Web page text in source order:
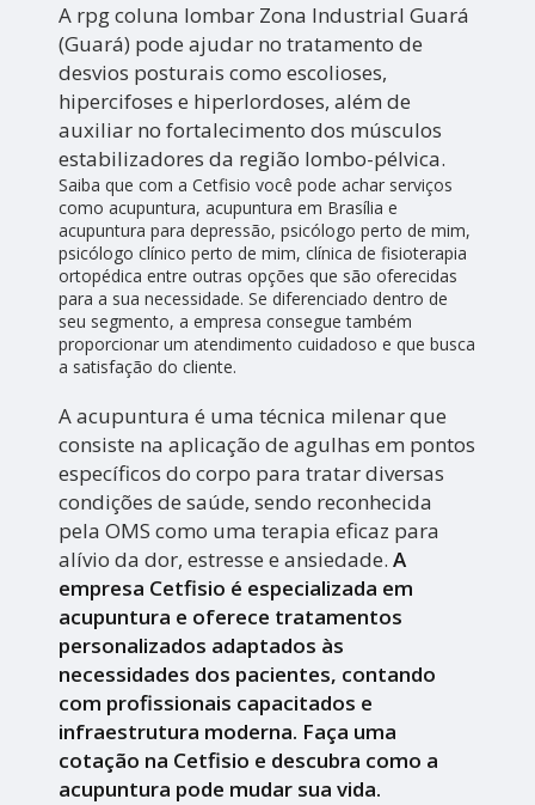
A rpg coluna lombar Zona Industrial Guará
(Guará) pode ajudar no tratamento de
desvios posturais como escolioses,
hipercifoses e hiperlordoses, além de
auxiliar no fortalecimento dos músculos
estabilizadores da região lombo-pélvica.
Saiba que com a Cetfisio você pode achar serviços
como acupuntura, acupuntura em Brasília e
acupuntura para depressão, psicólogo perto de mim,
psicólogo clínico perto de mim, clínica de fisioterapia
ortopédica entre outras opções que são oferecidas
para a sua necessidade. Se diferenciado dentro de
seu segmento, a empresa consegue também
proporcionar um atendimento cuidadoso e que busca
a satisfação do cliente.
A acupuntura é uma técnica milenar que
consiste na aplicação de agulhas em pontos
específicos do corpo para tratar diversas
condições de saúde, sendo reconhecida
pela OMS como uma terapia eficaz para
alívio da dor, estresse e ansiedade.A
empresa Cetfisio é especializada em
acupuntura e oferece tratamentos
personalizados adaptados às
necessidades dos pacientes, contando
com profissionais capacitados e
infraestrutura moderna. Faça uma
cotação na Cetfisio e descubra como a
acupuntura pode mudar sua vida.